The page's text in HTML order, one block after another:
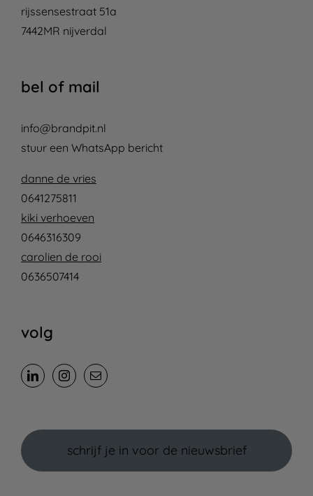
rijssensestraat 51a
7442MR nijverdal
bel of mail
info@brandpit.nl
stuur een WhatsApp bericht
danne de vries
0641275811
kiki verhoeven
0646316309
carolien de rooi
0636507414
volg
schrijf je in voor de nieuwsbrief